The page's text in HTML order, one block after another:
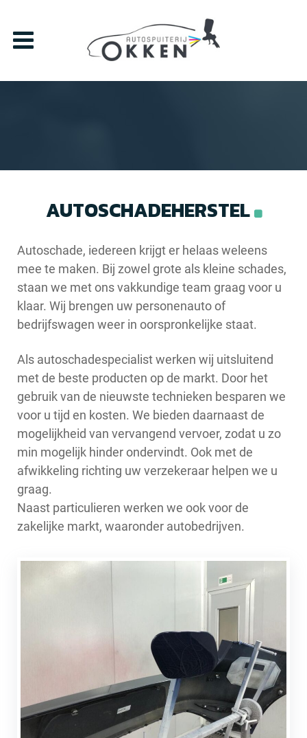
AUTOSCHADEHERSTEL
Autoschade, iedereen krijgt er helaas weleens
mee te maken. Bij zowel grote als kleine schades,
staan we met ons vakkundige team graag voor u
klaar. Wij brengen uw personenauto of
bedrijfswagen weer in oorspronkelijke staat.
Als autoschadespecialist werken wij uitsluitend
met de beste producten op de markt. Door het
gebruik van de nieuwste technieken besparen we
voor u tijd en kosten. We bieden daarnaast de
mogelijkheid van vervangend vervoer, zodat u zo
min mogelijk hinder ondervindt. Ook met de
afwikkeling richting uw verzekeraar helpen we u
graag.
Naast particulieren werken we ook voor de
zakelijke markt, waaronder autobedrijven.